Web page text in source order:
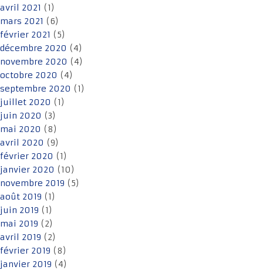
avril 2021 (1)
mars 2021 (6)
février 2021 (5)
décembre 2020 (4)
novembre 2020 (4)
octobre 2020 (4)
septembre 2020 (1)
juillet 2020 (1)
juin 2020 (3)
mai 2020 (8)
avril 2020 (9)
février 2020 (1)
janvier 2020 (10)
novembre 2019 (5)
août 2019 (1)
juin 2019 (1)
mai 2019 (2)
avril 2019 (2)
février 2019 (8)
janvier 2019 (4)